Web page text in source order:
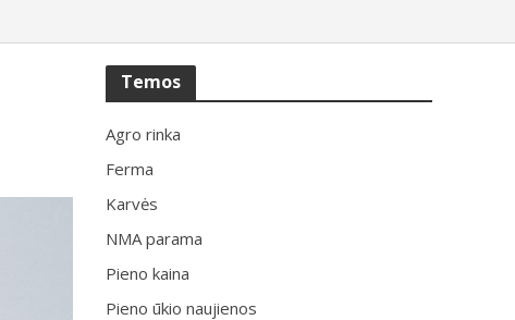
Temos
Agro rinka
Ferma
Karvės
NMA parama
Pieno kaina
Pieno ūkio naujienos